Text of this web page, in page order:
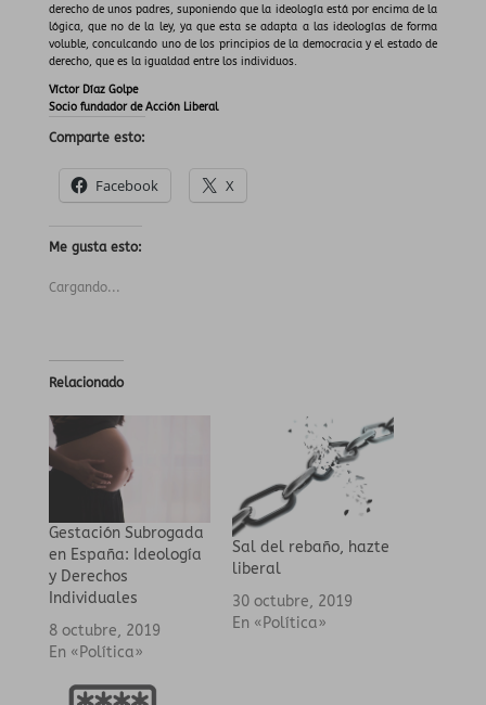
derecho de unos padres, suponiendo que la ideología está por encima de la
lógica, que no de la ley, ya que esta se adapta a las ideologías de forma
voluble, conculcando uno de los principios de la democracia y el estado de
derecho, que es la igualdad entre los individuos.
Víctor Díaz Golpe
Socio fundador de Acción Liberal
Comparte esto:
Facebook X
Me gusta esto:
Cargando...
Relacionado
Gestación Subrogada
en España: Ideología
y Derechos
Individuales
8 octubre, 2019
En «Política»
Sal del rebaño, hazte
liberal
30 octubre, 2019
En «Política»